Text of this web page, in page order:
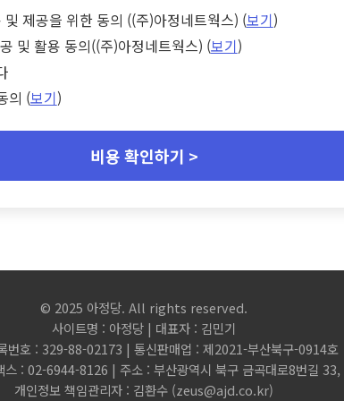
제공을 위한 동의 ((주)아정네트웍스) (보기)
및 활용 동의((주)아정네트웍스) (보기)
의 (보기)
비용 확인하기 >
© 2025 아정당. All rights reserved.
사이트명 : 아정당 | 대표자 : 김민기
번호 : 329-88-02173 | 통신판매업 : 제2021-부산북구-0914호
: 02-6944-8126 | 주소 : 부산광역시 북구 금곡대로8번길 33,
개인정보 책임관리자 : 김환수 (zeus@ajd.co.kr)